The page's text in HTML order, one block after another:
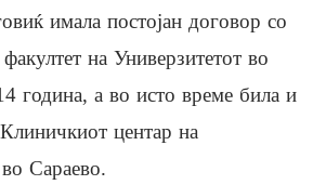
имала постојан договор со
на Универзитетот во
година, а во исто време била и
центар на
Сараево.